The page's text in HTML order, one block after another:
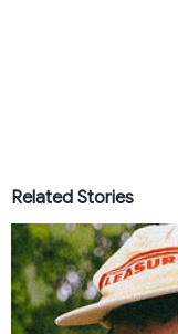
Related Stories